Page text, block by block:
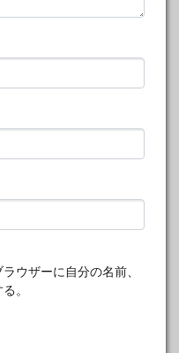
ウザーに自分の名前、
。